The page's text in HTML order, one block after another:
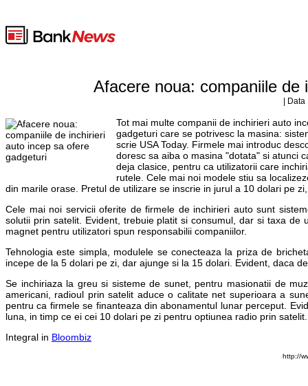
Afacere noua: companiile de
|
Tot mai multe companii de inchirieri auto
gadgeturi care se potrivesc la masina:
scrie USA Today. Firmele mai introduc
doresc sa aiba o masina "dotata" si atunci
deja clasice, pentru ca utilizatorii care
rutele. Cele mai noi modele stiu sa
din marile orase. Pretul de utilizare se inscrie in jurul a 10 dolari pe
Cele mai noi servicii oferite de firmele de inchirieri auto sunt
solutii prin satelit. Evident, trebuie platit si consumul, dar si taxa
magnet pentru utilizatori spun responsabilii companiilor.
Tehnologia este simpla, modulele se conecteaza la priza de
incepe de la 5 dolari pe zi, dar ajunge si la 15 dolari. Evident, daca
Se inchiriaza la greu si sisteme de sunet, pentru masionatii de
americani, radioul prin satelit aduce o calitate net superioara a
pentru ca firmele se finanteaza din abonamentul lunar perceput.
luna, in timp ce ei cei 10 dolari pe zi pentru optiunea radio prin satelit.
Integral in Bloombiz
http://